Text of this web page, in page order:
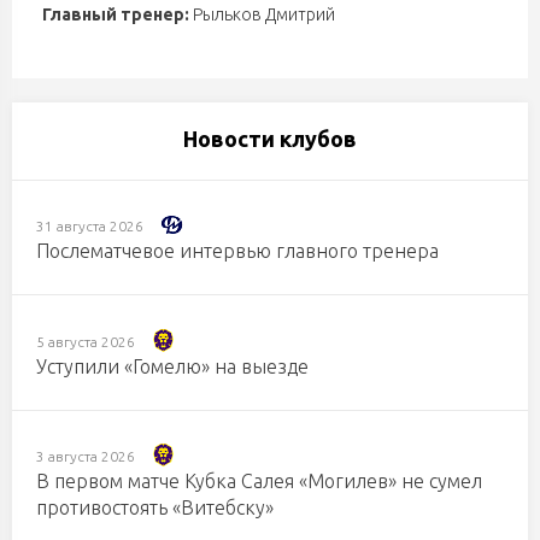
Главный тренер: Рыльков Дмитрий
Новости клубов
31 августа 2026
Послематчевое интервью главного тренера
5 августа 2026
Уступили «Гомелю» на выезде
3 августа 2026
В первом матче Кубка Салея «Могилев» не сумел
противостоять «Витебску»